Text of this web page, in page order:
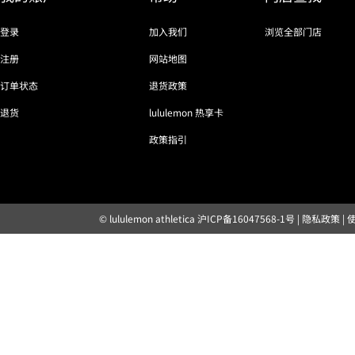
登录
注册
订单状态
退货
加入我们
网站地图
退货政策
lululemon 热享卡
政策指引
浏览全部门店
© lululemon athletica 沪ICP备16047568-1号 | 隐私政策|